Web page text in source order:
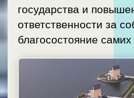
государства и
ответственности за
благосостояние